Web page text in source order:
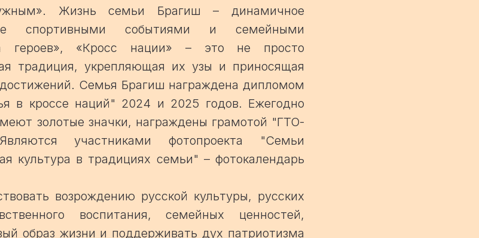
Жизнь семьи Брагиш – динамичное
спортивными событиями и семейными
героев», «Кросс нации» – это не просто
традиция, укрепляющая их узы и приносящая
Семья Брагиш награждена дипломом
в кроссе наций" 2024 и 2025 годов. Ежегодно
золотые значки, награждены грамотой "ГТО-
участниками фотопроекта "Семьи
культура в традициях семьи" – фотокалендарь
возрождению русской культуры, русских
воспитания, семейных ценностей,
образ жизни и поддерживать дух патриотизма